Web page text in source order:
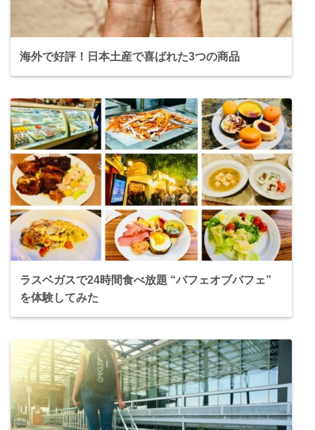
海外で好評！日本土産で喜ばれた3つの商品
ラスベガスで24時間食べ放題 “バフェオブバフェ”
を体験してみた